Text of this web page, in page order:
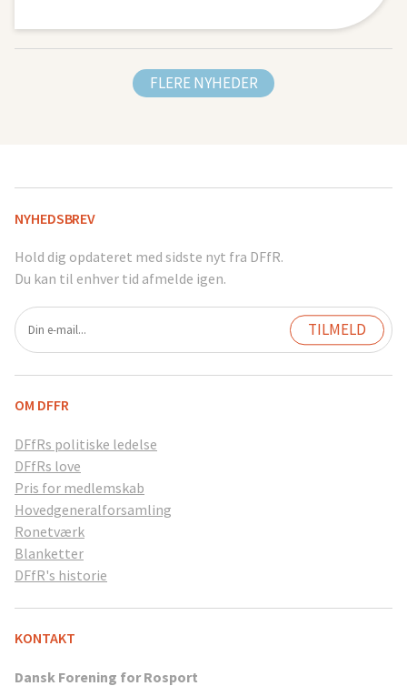
FLERE NYHEDER
NYHEDSBREV
Hold dig opdateret med sidste nyt fra DFfR.
Du kan til enhver tid afmelde igen.
OM DFFR
DFfRs politiske ledelse
DFfRs love
Pris for medlemskab
Hovedgeneralforsamling
Ronetværk
Blanketter
DFfR's historie
KONTAKT
Dansk Forening for Rosport